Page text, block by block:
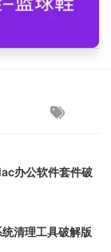
办公软件套件破
清理工具破解版